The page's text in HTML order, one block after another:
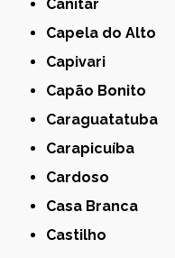
Canitar
Capela do Alto
Capivari
Capão Bonito
Caraguatatuba
Carapicuíba
Cardoso
Casa Branca
Castilho